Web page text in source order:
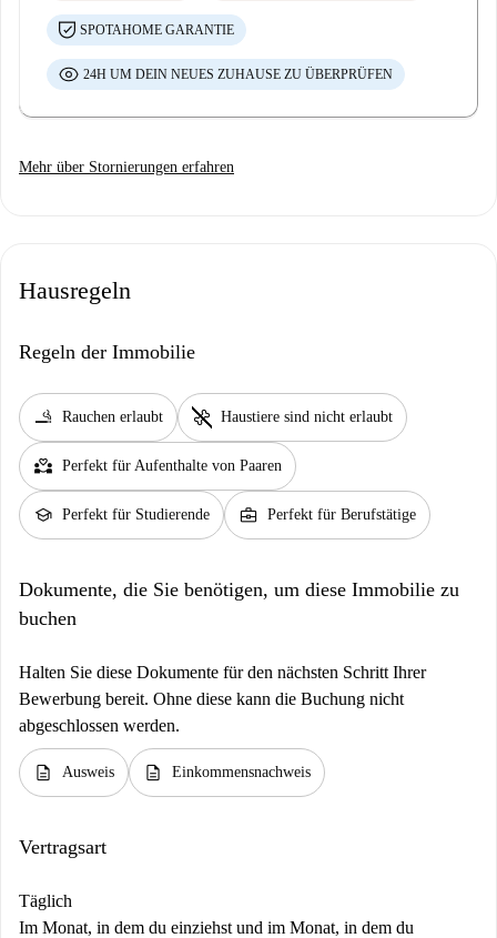
SPOTAHOME GARANTIE
24H UM DEIN NEUES ZUHAUSE ZU ÜBERPRÜFEN
Mehr über Stornierungen erfahren
Hausregeln
Regeln der Immobilie
smoking_rooms Rauchen erlaubt pet_supplies Haustiere sind nicht erlaubt
partner_heart Perfekt für Aufenthalte von Paaren
school Perfekt für Studierende business_center Perfekt für Berufstätige
Dokumente, die Sie benötigen, um diese Immobilie zu
buchen
Halten Sie diese Dokumente für den nächsten Schritt Ihrer
Bewerbung bereit. Ohne diese kann die Buchung nicht
abgeschlossen werden.
description Ausweis description Einkommensnachweis
Vertragsart
Täglich
Im Monat, in dem du einziehst und im Monat, in dem du